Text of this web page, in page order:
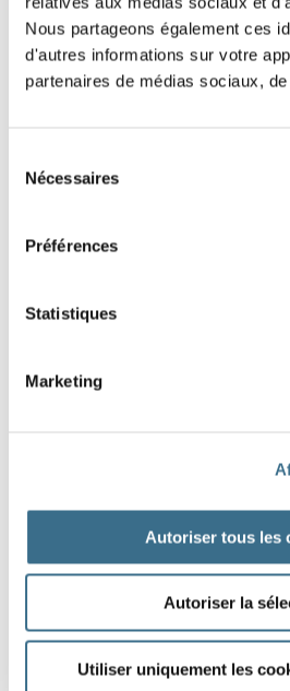
Nous partageons également ces
d'autres informations sur votre
partenaires de médias sociaux,
Nécessaires
Préférences
Statistiques
Marketing
Autoriser tous les
Autoriser la
Utiliser uniquement les
un chéquier
DONE!